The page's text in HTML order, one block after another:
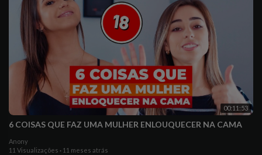
00:11:53
6 COISAS QUE FAZ UMA MULHER ENLOUQUECER NA CAMA
Anony
11 Visualizações · 11 meses atrás